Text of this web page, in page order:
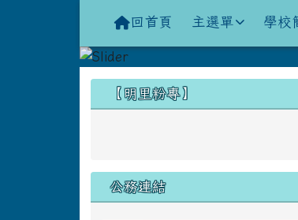
花蓮縣立明里國小全
回首頁 主選單 學校
左邊區域內容
【明里粉專】
公務連結
頁尾區域